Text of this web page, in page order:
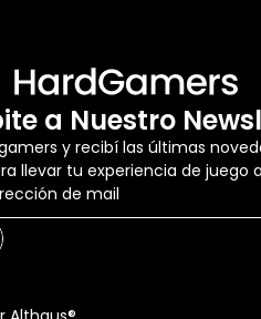
a Nuestro
y recibí las últimas
llevar tu experiencia de juego